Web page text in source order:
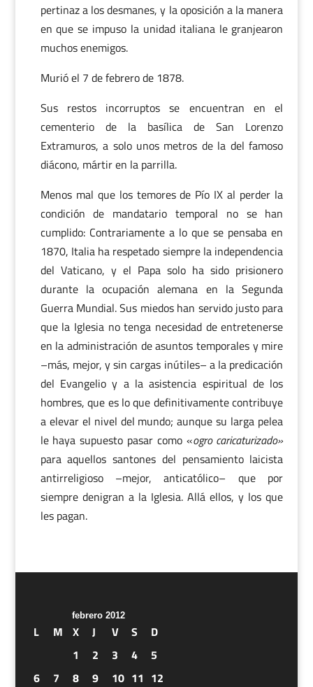
pertinaz a los desmanes, y la oposición a la manera
en que se impuso la unidad italiana le granjearon
muchos enemigos.
Murió el 7 de febrero de 1878.
Sus restos incorruptos se encuentran en el
cementerio de la basílica de San Lorenzo
Extramuros, a solo unos metros de la del famoso
diácono, mártir en la parrilla.
Menos mal que los temores de Pío IX al perder la
condición de mandatario temporal no se han
cumplido: Contrariamente a lo que se pensaba en
1870, Italia ha respetado siempre la independencia
del Vaticano, y el Papa solo ha sido prisionero
durante la ocupación alemana en la Segunda
Guerra Mundial. Sus miedos han servido justo para
que la Iglesia no tenga necesidad de entretenerse
en la administración de asuntos temporales y mire
–más, mejor, y sin cargas inútiles– a la predicación
del Evangelio y a la asistencia espiritual de los
hombres, que es lo que definitivamente contribuye
a elevar el nivel del mundo; aunque su larga pelea
le haya supuesto pasar como «ogro caricaturizado»
para aquellos santones del pensamiento laicista
antirreligioso –mejor, anticatólico– que por
siempre denigran a la Iglesia. Allá ellos, y los que
les pagan.
febrero 2012
L M X J V S
D
1
2 3 4
5
6
7 8 9 10 11 12